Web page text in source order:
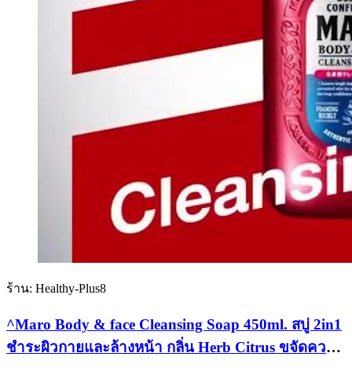
ร้าน: Healthy-Plus8
^Maro Body & face Cleansing Soap 450ml. สบู่ 2in1
ชำระผิวกายและล้างหน้า กลิ่น Herb Citrus ขจัดความ